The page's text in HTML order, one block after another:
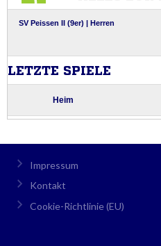
Impressum
Kontakt
Cookie-Richtlinie (EU)